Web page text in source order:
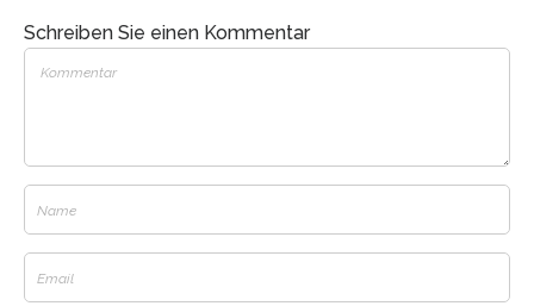
Schreiben Sie einen Kommentar